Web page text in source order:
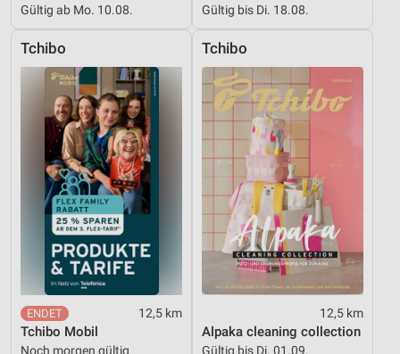
Gültig ab Mo. 10.08. Gültig bis Di. 18.08.
Tchibo
12,5 km
Tchibo Mobil
Noch morgen gültig
Tchibo
12,5 km
Alpaka cleaning collection
Gültig bis Di. 01.09.